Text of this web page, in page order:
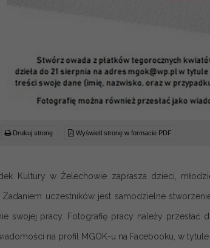
Drukuj stronę Wyświetl stronę w formacie PDF
Kultury w Żelechowie zaprasza dzieci,
Zadaniem uczestników jest samodzielne
swojej pracy. Fotografię pracy należy przesłać
na profil MGOK-u na Facebooku, w